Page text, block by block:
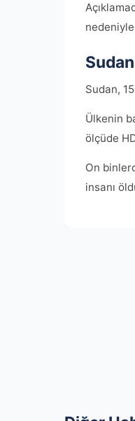
Sudan,
Ülkenin
ölçüde
On
insanı